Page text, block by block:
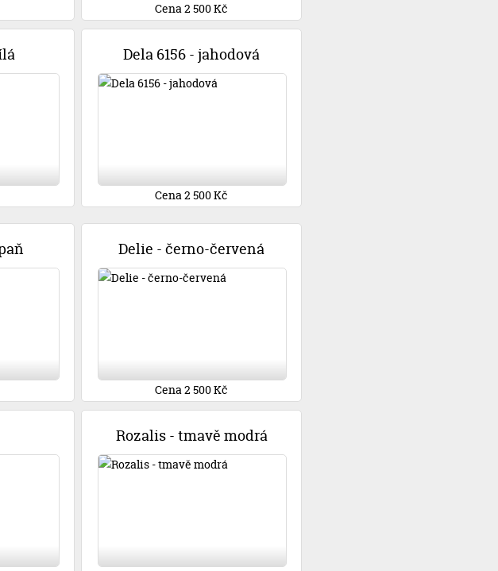
Cena 2 500 Kč
Dela 6156 - jahodová
Cena 2 500 Kč
Delie - černo-červená
Cena 2 500 Kč
Rozalis - tmavě modrá